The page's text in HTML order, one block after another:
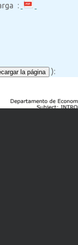
:
la página ):